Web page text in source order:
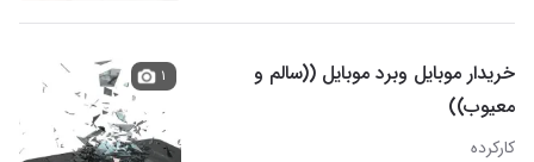
خریدار موبایل وبرد موبایل ((سالم و
معیوب))
کارکرده
۱